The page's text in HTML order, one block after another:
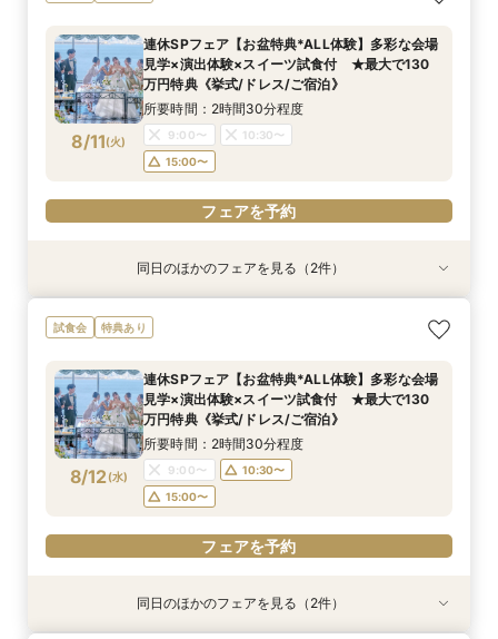
8/10(月)
見学×演出体験×スイーツ試食付 ★最大で130
所要時間：2時間30分程度
9:00〜
10:30〜
15:00〜
フェアを予約
8/10(月)
イダル相談会 ★豪華特典付（挙式/ドレス/ご宿
所要時間：2時間30分程度
11:00〜
13:00〜
15:00〜
フェアを予約
8/10(月)
談フェア（10名/57万円～）
11:00〜 15:00〜
フェアを予約
8/11(火)
連休SPフェア【お盆特典*ALL体験】多彩な会場
見学×演出体験×スイーツ試食付 ★最大で130
万円特典《挙式/ドレス/ご宿泊》
所要時間：2時間30分程度
9:00〜
10:30〜
15:00〜
フェアを予約
特典あり
8/11(火)
【しっかりお見積り比較×何でも相談】安心ブラ
イダル相談会 ★豪華特典付（挙式/ドレス/ご宿
所要時間：2時間30分程度
11:00〜
13:00〜
15:00〜
フェアを予約
特典あり
8/11(火)
【最短1ヶ月の準備OK☆】少人数ウエディング相
談フェア（10名/57万円～）
11:00〜 15:00〜
フェアを予約
同日のほかのフェアを見る（2件）
試食会 特典あり
8/12(水)
連休SPフェア【お盆特典*ALL体験】多彩な会場
見学×演出体験×スイーツ試食付 ★最大で130
万円特典《挙式/ドレス/ご宿泊》
所要時間：2時間30分程度
9:00〜
10:30〜
15:00〜
フェアを予約
特典あり
特典あり同日のほかのフェアを見る（2件）